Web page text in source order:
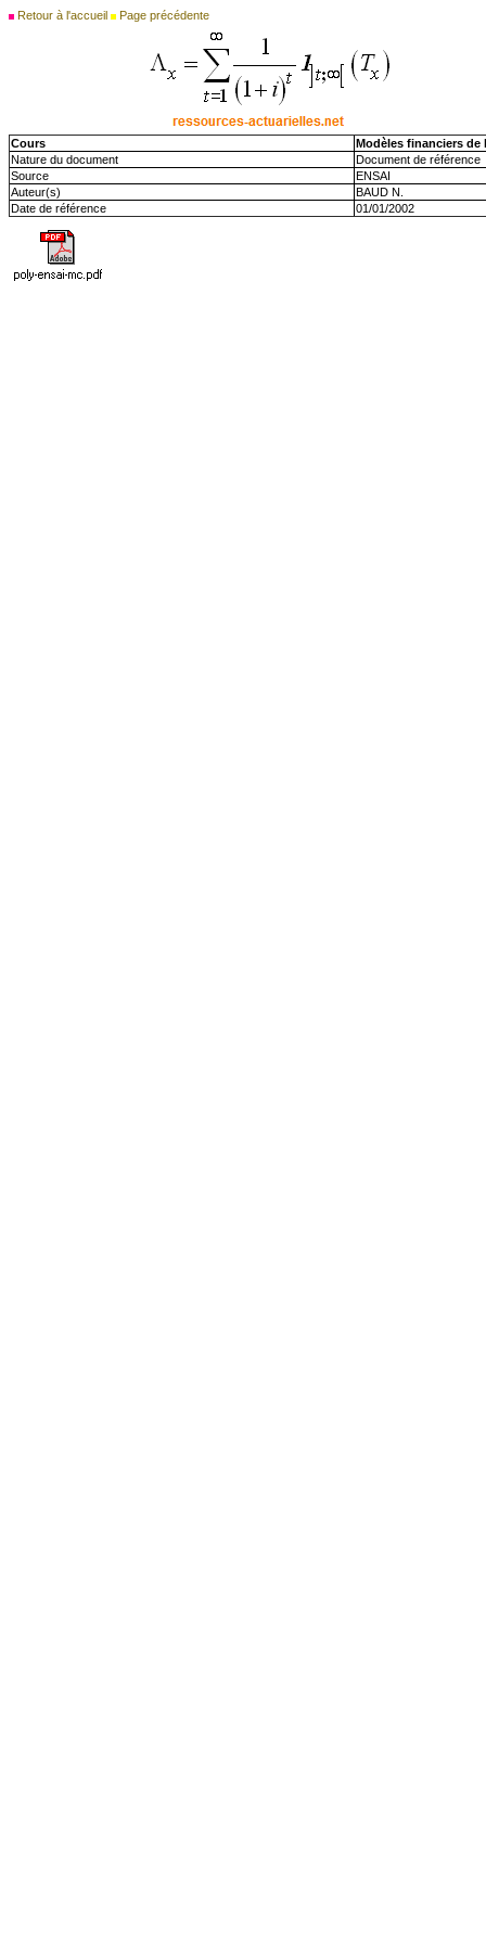
Retour à l'accueil Page précédente
Cours
Modèles financiers de
Nature du document
Document de référence
Source
ENSAI
Auteur(s)
BAUD N.
Date de référence
01/01/2002